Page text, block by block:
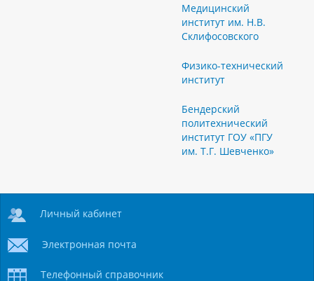
Медицинский
институт им. Н.В.
Склифосовского
Физико-технический
институт
Бендерский
политехнический
институт ГОУ «ПГУ
им. Т.Г. Шевченко»
Личный кабинет
Электронная почта
Телефонный справочник